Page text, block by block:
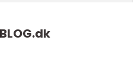
dk